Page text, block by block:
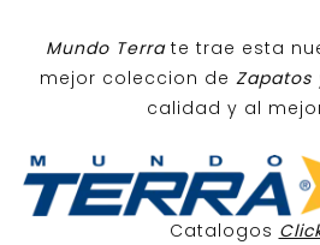
Mundo Terra te trae esta
mejor coleccion de Zapatos
calidad y al
Catalogos